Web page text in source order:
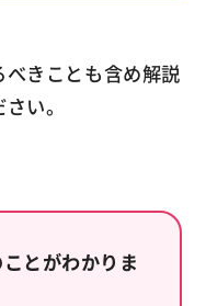
きことも含め解説
い。
とがわかりま